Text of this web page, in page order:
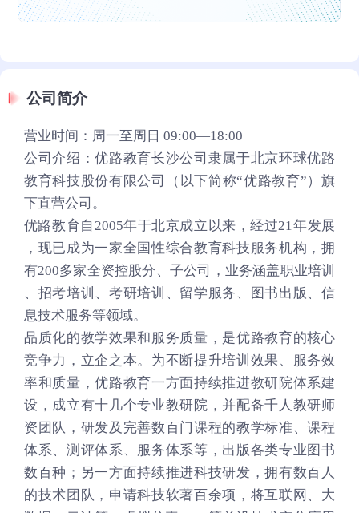
公司简介
营业时间：周一至周日 09:00—18:00
公司介绍：优路教育长沙公司隶属于北京环球优路
教育科技股份有限公司（以下简称“优路教育”）旗
下直营公司。
优路教育自2005年于北京成立以来，经过21年发展
，现已成为一家全国性综合教育科技服务机构，拥
有200多家全资控股分、子公司，业务涵盖职业培训
、招考培训、考研培训、留学服务、图书出版、信
息技术服务等领域。
品质化的教学效果和服务质量，是优路教育的核心
竞争力，立企之本。为不断提升培训效果、服务效
率和质量，优路教育一方面持续推进教研院体系建
设，成立有十几个专业教研院，并配备千人教研师
资团队，研发及完善数百门课程的教学标准、课程
体系、测评体系、服务体系等，出版各类专业图书
数百种；另一方面持续推进科技研发，拥有数百人
的技术团队，申请科技软著百余项，将互联网、大